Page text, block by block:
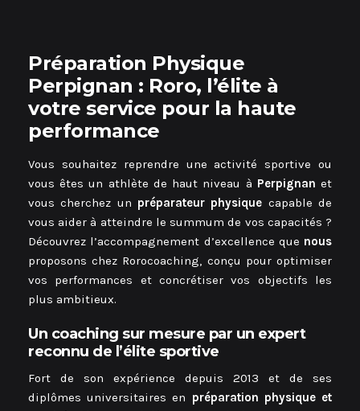
Préparation Physique
Perpignan : Roro, l’élite à
votre service pour la haute
performance
Vous souhaitez reprendre une activité sportive ou
vous êtes un athlète de haut niveau à Perpignan et
vous cherchez un préparateur physique capable de
vous aider à atteindre le summum de vos capacités ?
Découvrez l’accompagnement d’excellence que nous
proposons chez Rorocoaching, conçu pour optimiser
vos performances et concrétiser vos objectifs les
plus ambitieux.
Un coaching sur mesure par un expert
reconnu de l’élite sportive
Fort de son expérience depuis 2013 et de ses
diplômes universitaires en préparation physique et